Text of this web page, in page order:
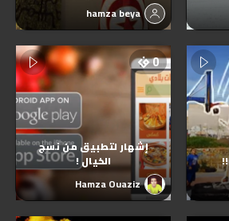
hamza beya
0
إشهار لتطبيق من نسج
الخيال !
Hamza Ouaziz